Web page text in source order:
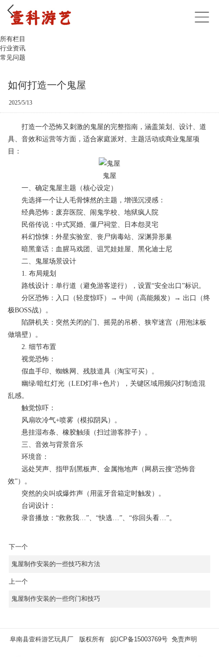
所有栏目
行业资讯
常见问题
如何打造一个鬼屋
2025/5/13
打造一个恐怖又刺激的 鬼屋的完整指南，涵盖策划、设计、道
具、音效和运营等方面，适合家庭派对、主题活动或商业鬼屋项
目：
鬼屋
一、确定鬼屋主题（核心设定）
先选择一个让人毛骨悚然的主题，增强沉浸感：
经典恐怖：废弃医院、闹鬼学校、地狱疯人院
民俗传说：中式冥婚、僵尸祠堂、日本怨灵宅
科幻惊悚：外星实验室、丧尸病毒站、深渊异形巢
暗黑童话：血腥马戏团、诅咒娃娃屋、黑化迪士尼
二、鬼屋场景设计
1. 布局规划
路线设计：单行道（避免游客逆行），设置“安全出口”标识。
分区恐怖：入口（轻度惊吓）→ 中间（高能频发）→ 出口（终
极BOSS战）。
陷阱机关：突然关闭的门、摇晃的吊桥、狭窄迷宫（用泡沫板
做墙壁）。
2. 细节布置
视觉恐怖：
假血手印、蜘蛛网、残肢道具（淘宝可买）。
幽绿/暗红灯光（LED灯串+色片），关键区域用频闪灯制造混
乱感。
触觉惊吓：
风扇吹冷气+喷雾（模拟阴风）。
悬挂湿布条、橡胶触须（扫过游客脖子）。
三、音效与背景音乐
环境音：
远处哭声、指甲刮黑板声、金属拖地声（网易云搜“恐怖音
效”）。
突然的尖叫或爆炸声（用蓝牙音箱定时触发）。
台词设计：
录音播放：“救救我…”、“快逃…”、“你回头看…”。
下一个
鬼屋制作安装的一些技巧和方法
上一个
鬼屋制作安装的一些窍门和技巧
阜南县壹科游艺玩具厂 版权所有 皖ICP备15003769号 免责声明